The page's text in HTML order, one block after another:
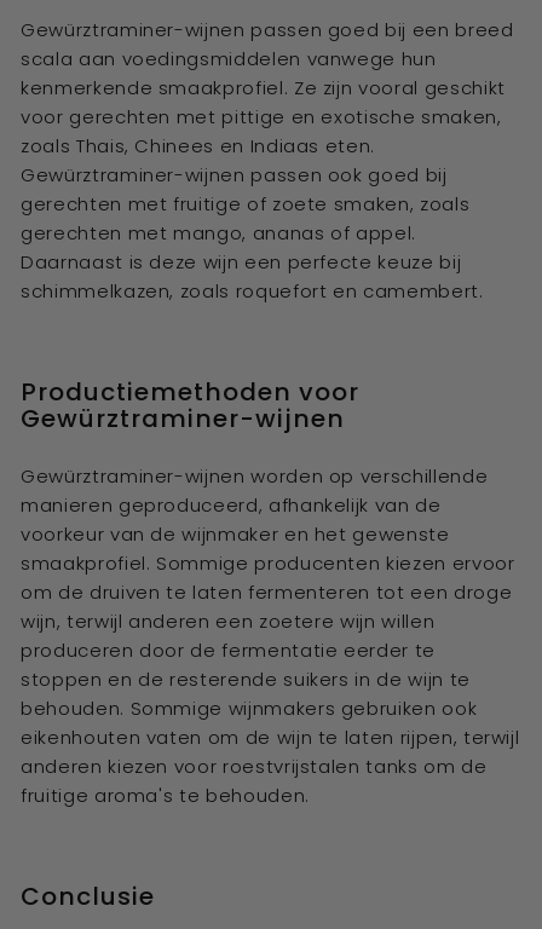
Gewürztraminer-wijnen passen goed bij een breed
scala aan voedingsmiddelen vanwege hun
kenmerkende smaakprofiel. Ze zijn vooral geschikt
voor gerechten met pittige en exotische smaken,
zoals Thais, Chinees en Indiaas eten.
Gewürztraminer-wijnen passen ook goed bij
gerechten met fruitige of zoete smaken, zoals
gerechten met mango, ananas of appel.
Daarnaast is deze wijn een perfecte keuze bij
schimmelkazen, zoals roquefort en camembert.
Productiemethoden voor
Gewürztraminer-wijnen
Gewürztraminer-wijnen worden op verschillende
manieren geproduceerd, afhankelijk van de
voorkeur van de wijnmaker en het gewenste
smaakprofiel. Sommige producenten kiezen ervoor
om de druiven te laten fermenteren tot een droge
wijn, terwijl anderen een zoetere wijn willen
produceren door de fermentatie eerder te
stoppen en de resterende suikers in de wijn te
behouden. Sommige wijnmakers gebruiken ook
eikenhouten vaten om de wijn te laten rijpen, terwijl
anderen kiezen voor roestvrijstalen tanks om de
fruitige aroma's te behouden.
Conclusie